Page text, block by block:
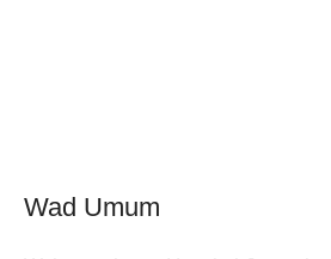
Wad Umum